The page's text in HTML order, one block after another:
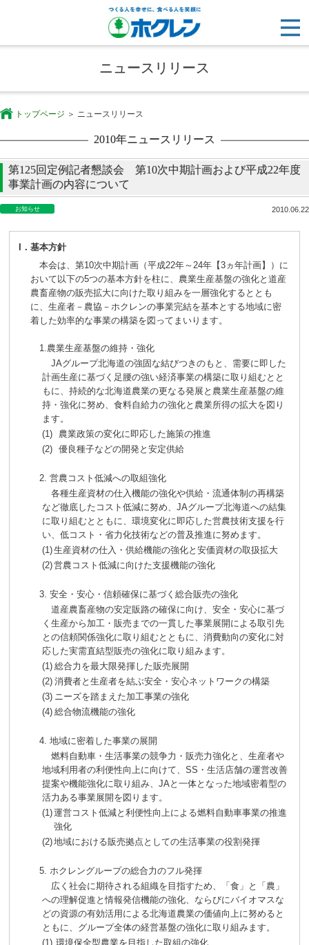
ニュースリリース
トップページ ニュースリリース
2010年ニュースリリース
第125回定例記者懇談会 第10次中期計画および平成22年度
事業計画の内容について
お知らせ 2010.06.22
I．基本方針
本会は、第10次中期計画（平成22年～24年【3ヵ年計画】）に
おいて以下の5つの基本方針を柱に、農業生産基盤の強化と道産
農畜産物の販売拡大に向けた取り組みを一層強化するととも
に、生産者－農協－ホクレンの事業完結を基本とする地域に密
着した効率的な事業の構築を図ってまいります。
1.農業生産基盤の維持・強化
JAグループ北海道の強固な結びつきのもと、需要に即した
計画生産に基づく足腰の強い経済事業の構築に取り組むとと
もに、持続的な北海道農業の更なる発展と農業生産基盤の維
持・強化に努め、食料自給力の強化と農業所得の拡大を図り
ます。
(1)
農業政策の変化に即応した施策の推進
(2)
優良種子などの開発と安定供給
2. 営農コスト低減への取組強化
各種生産資材の仕入機能の強化や供給・流通体制の再構築
など徹底したコスト低減に努め、JAグループ北海道への結集
に取り組むとともに、環境変化に即応した営農技術支援を行
い、低コスト・省力化技術などの普及推進に努めます。
(1)生産資材の仕入・供給機能の強化と安価資材の取扱拡大
(2)営農コスト低減に向けた支援機能の強化
3. 安全・安心・信頼確保に基づく総合販売の強化
道産農畜産物の安定販路の確保に向け、安全・安心に基づ
く生産から加工・販売までの一貫した事業展開による取引先
との信頼関係強化に取り組むとともに、消費動向の変化に対
応した実需直結型販売の強化に取り組みます。
(1) 総合力を最大限発揮した販売展開
(2) 消費者と生産者を結ぶ安全・安心ネットワークの構築
(3) ニーズを踏まえた加工事業の強化
(4) 総合物流機能の強化
4. 地域に密着した事業の展開
燃料自動車・生活事業の競争力・販売力強化と、生産者や
地域利用者の利便性向上に向けて、SS・生活店舗の運営改善
提案や機能強化に取り組み、JAと一体となった地域密着型の
活力ある事業展開を図ります。
(1)運営コスト低減と利便性向上による燃料自動車事業の推進
強化
(2)地域における販売拠点としての生活事業の役割発揮
5. ホクレングループの総合力のフル発揮
広く社会に期待される組織を目指すため、「食」と「農」
への理解促進と情報発信機能の強化、ならびにバイオマスな
どの資源の有効活用による北海道農業の価値向上に努めると
ともに、グループ全体の経営基盤の強化に取り組みます。
(1) 環境保全型農業を目指した取組の強化